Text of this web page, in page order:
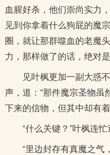
血腥好杀，他们崇尚实力
见到你拿着什么狗屁的魔
圈，就让那群噬血的老
力，那样做了的话，绝对
见叶枫更加一副大惑
声，道：“那件魔宗圣物虽
下来的信物，但其中却有
“什么关键？”叶枫连忙
“里边封存有真魔之气